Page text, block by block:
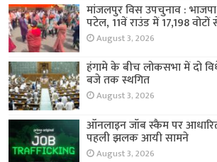
मांजलपुर विस उपचुनाव :
पटेल, 11वें राउंड में 17,198
August 3, 2026
हंगामे के बीच लोकसभा में दो
बजे तक स्थगित
August 3, 2026
ऑनलाइन जॉब स्कैम पर आधारित
पहली झलक आयी सामने
August 3, 2026